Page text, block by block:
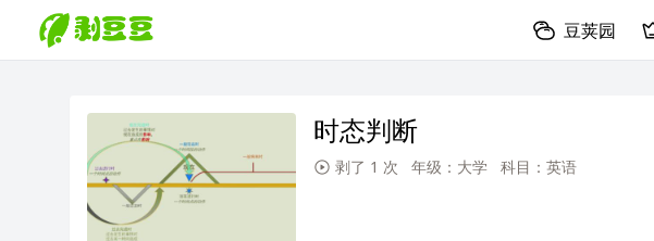
豆荚园
时态判断
剥了 1 次 年级：大学 科目：英语